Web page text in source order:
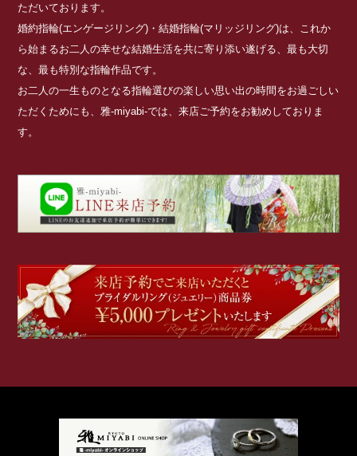
ただいております。
婚約指輪(エンゲージリング)・結婚指輪(マリッジリング)は、これか
ら始まるお二人の幸せな結婚生活を共に寄り添い遂げる、最も大切
な、最も特別な指輪作品です。
お二人の一生ものとなる指輪選びの楽しい思い出の時間をお過ごしい
ただくためにも、雅-miyabi-では、来店ご予約をお勧めしておりま
す。